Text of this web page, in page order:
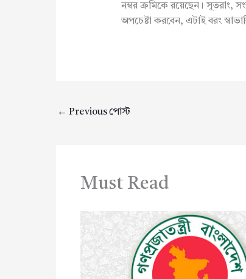
নম্বর ক্রমিকে রয়েছেন। সুতরাং,
অপচেষ্টা করবেন, এটাই বরং
← Previous পোস্ট
Must Read